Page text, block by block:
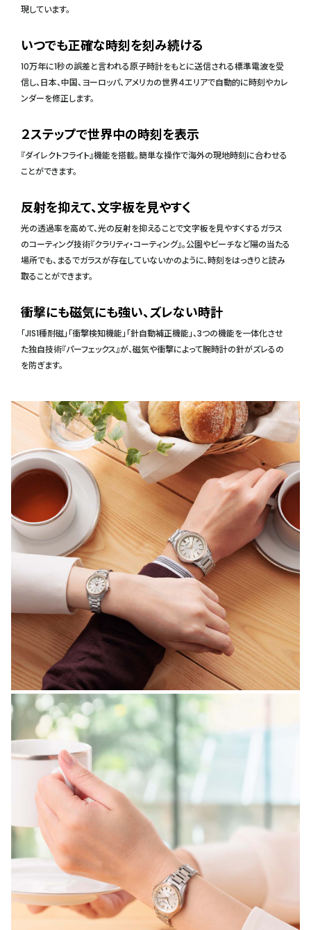
現しています。
いつでも正確な時刻を刻み続ける
10万年に1秒の誤差と言われる原子時計をもとに送信される標準電波を受
信し、日本、中国、ヨーロッパ、アメリカの世界4エリアで自動的に時刻やカレ
ンダーを修正します。
２ステップで世界中の時刻を表示
『ダイレクトフライト』機能を搭載。簡単な操作で海外の現地時刻に合わせる
ことができます。
反射を抑えて、文字板を見やすく
光の透過率を高めて、光の反射を抑えることで文字板を見やすくするガラス
のコーティング技術『クラリティ・コーティング』。公園やビーチなど陽の当たる
場所でも、まるでガラスが存在していないかのように、時刻をはっきりと読み
取ることができます。
衝撃にも磁気にも強い、ズレない時計
「JIS1種耐磁」「衝撃検知機能」「針自動補正機能」、3つの機能を一体化させ
た独自技術『パーフェックス』が、磁気や衝撃によって腕時計の針がズレるの
を防ぎます。